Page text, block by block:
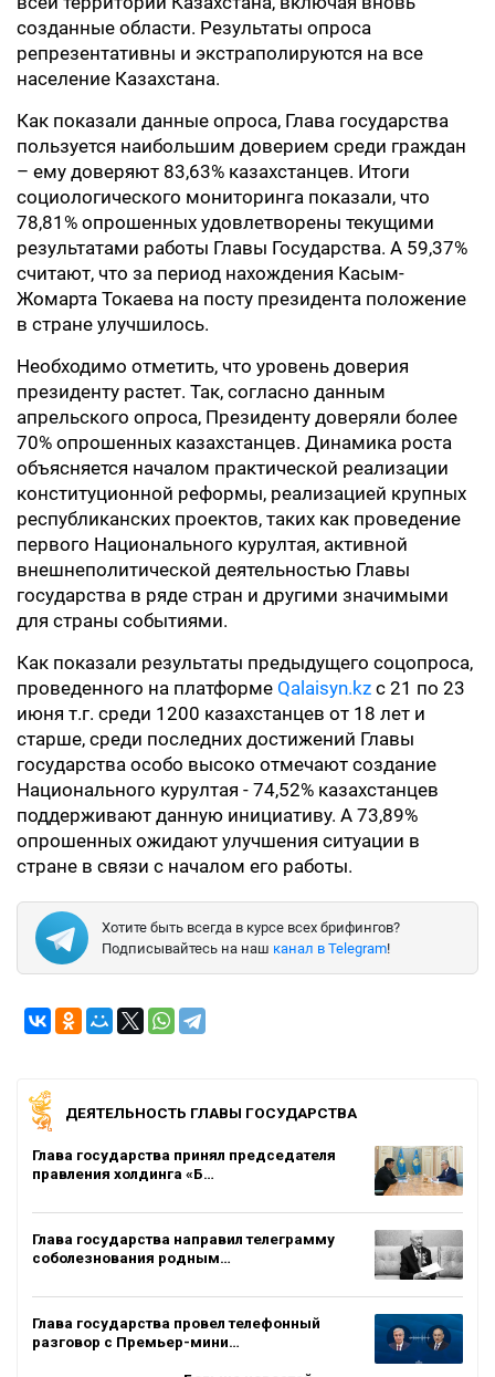
созданные области. Результаты опроса
репрезентативны и экстраполируются на все
население Казахстана.
Как показали данные опроса, Глава государства
пользуется наибольшим доверием среди граждан
– ему доверяют 83,63% казахстанцев. Итоги
социологического мониторинга показали, что
78,81% опрошенных удовлетворены текущими
результатами работы Главы Государства. А 59,37%
считают, что за период нахождения Касым-
Жомарта Токаева на посту президента положение
в стране улучшилось.
Необходимо отметить, что уровень доверия
президенту растет. Так, согласно данным
апрельского опроса, Президенту доверяли более
70% опрошенных казахстанцев. Динамика роста
объясняется началом практической реализации
конституционной реформы, реализацией крупных
республиканских проектов, таких как проведение
первого Национального курултая, активной
внешнеполитической деятельностью Главы
государства в ряде стран и другими значимыми
для страны событиями.
Как показали результаты предыдущего соцопроса,
проведенного на платформе Qalaisyn.kz с 21 по 23
июня т.г. среди 1200 казахстанцев от 18 лет и
старше, среди последних достижений Главы
государства особо высоко отмечают создание
Национального курултая - 74,52% казахстанцев
поддерживают данную инициативу. А 73,89%
опрошенных ожидают улучшения ситуации в
стране в связи с началом его работы.
Хотите быть всегда в курсе всех брифингов?
Подписывайтесь на наш канал в Telegram!
ДЕЯТЕЛЬНОСТЬ ГЛАВЫ ГОСУДАРСТВА
Глава государства принял председателя
правления холдинга «Б…
Глава государства направил телеграмму
соболезнования родным…
Глава государства провел телефонный
разговор с Премьер-мини…